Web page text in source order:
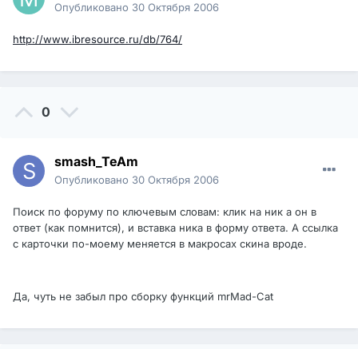
Опубликовано 30 Октября 2006
http://www.ibresource.ru/db/764/
0
smash_TeAm
Опубликовано 30 Октября 2006
Поиск по форуму по ключевым словам: клик на ник а он в
ответ (как помнится), и вставка ника в форму ответа. А ссылка
с карточки по-моему меняется в макросах скина вроде.
Да, чуть не забыл про сборку функций mrMad-Cat